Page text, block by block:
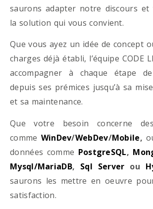
saurons adapter notre discours
la solution qui vous convient.
Que vous ayez un idée de concept
charges déjà établi, l’équipe CODE
accompagner à chaque étape
depuis ses prémices jusqu’à sa
et sa maintenance.
Que votre besoin concerne
comme WinDev/WebDev/Mobile,
données comme PostgreSQL,
Mysql/MariaDB, Sql Server ou
saurons les mettre en oeuvre
satisfaction.